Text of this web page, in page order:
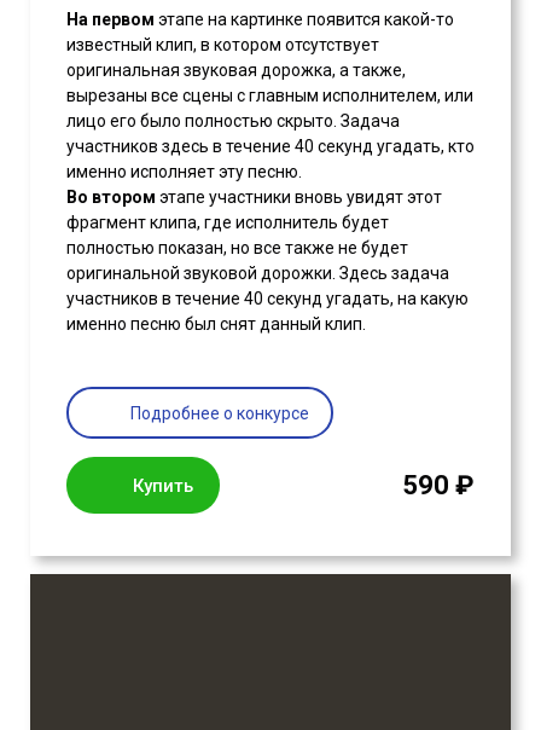
На первом этапе на картинке появится какой-то
известный клип, в котором отсутствует
оригинальная звуковая дорожка, а также,
вырезаны все сцены с главным исполнителем, или
лицо его было полностью скрыто. Задача
участников здесь в течение 40 секунд угадать, кто
именно исполняет эту песню.
Во втором этапе участники вновь увидят этот
фрагмент клипа, где исполнитель будет
полностью показан, но все также не будет
оригинальной звуковой дорожки. Здесь задача
участников в течение 40 секунд угадать, на какую
именно песню был снят данный клип.
Подробнее о конкурсе
Купить 590 ₽